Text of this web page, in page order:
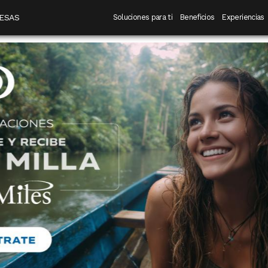
Navegación principal
Soluciones para ti Beneficios Experiencias